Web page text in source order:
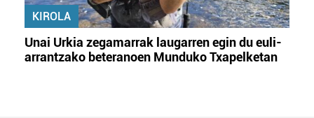
KIROLA
Unai Urkia zegamarrak laugarren egin du euli-
arrantzako beteranoen Munduko Txapelketan